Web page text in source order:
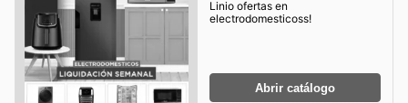
Linio ofertas en
electrodomesticoss!
Abrir catálogo